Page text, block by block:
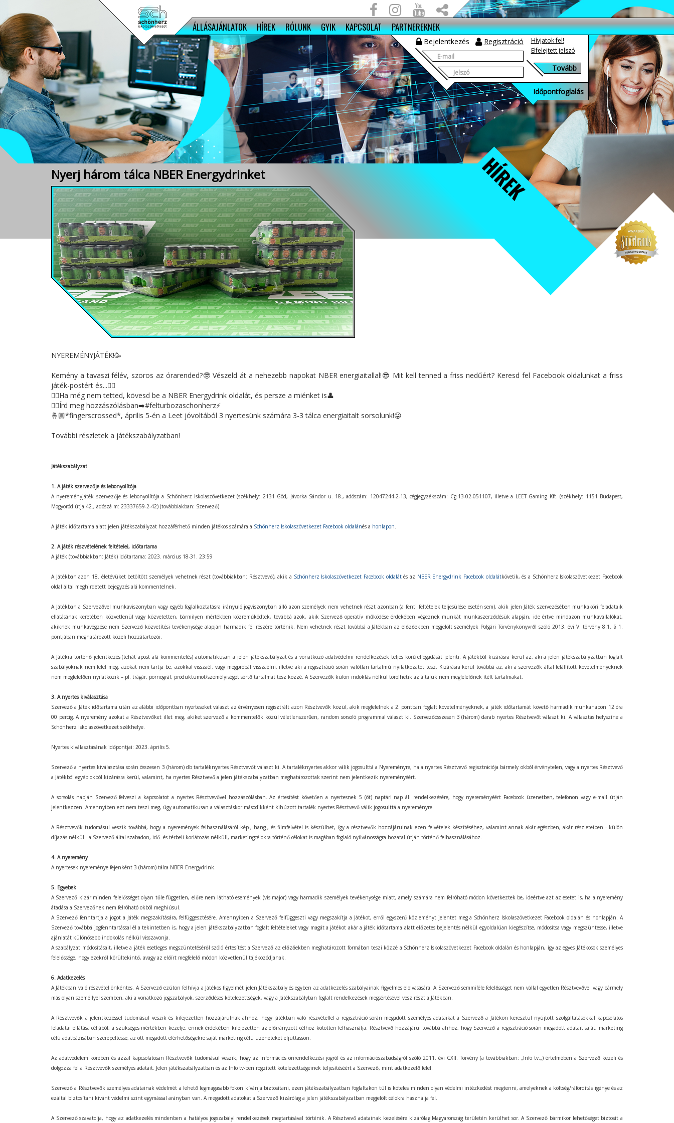
ÁLLÁSAJÁNLATOK HÍREK RÓLUNK GYIK KAPCSOLAT PARTNEREKNEK
Bejelentkezés Regisztráció
Hívjatok fel!
Elfelejtett jelszó
Időpontfoglalás
HÍREK
Nyerj három tálca NBER Energydrinket
NYEREMÉNYJÁTÉK!🥳
Kemény a tavaszi félév, szoros az órarended?🤓 Vészeld át a nehezebb napokat NBER energiaitallal!😎 Mit kell tenned a friss nedűért? Keresd fel Facebook oldalunkat a friss
játék-postért és...👉🏼
👍🏼Ha még nem tetted, kövesd be a NBER Energydrink oldalát, és persze a miénket is👤
👉🏼Írd meg hozzászólásban➡️#felturbozaschonherz⚡️
🤞🏼*fingerscrossed*, április 5-én a Leet jóvoltából 3 nyertesünk számára 3-3 tálca energiaitalt sorsolunk!😜
További részletek a játékszabályzatban!
Játékszabályzat
1. A játék szervezője és lebonyolítója
A nyereményjáték szervezője és lebonyolítója a Schönherz Iskolaszövetkezet (székhely: 2131 Göd, Jávorka Sándor u. 18., adószám: 12047244-2-13, cégjegyzékszám: Cg.13-02-051107, illetve a LEET Gaming Kft. (székhely: 1151 Budapest,
Mogyoród útja 42., adószá m: 23337659-2-42) (továbbiakban: Szervező).
A játék időtartama alatt jelen játékszabályzat hozzáférhető minden játékos számára a Schönherz Iskolaszövetkezet Facebook oldalánés a honlapon
2. A játék részvételének feltételei, időtartama
A játék (továbbiakban: Játék) időtartama: 2023. március 18-31. 23:59
A Játékban azon 18. életévüket betöltött személyek vehetnek részt (továbbiakban: Résztvevő), akik a Schönherz Iskolaszövetkezet Facebook oldalátés az NBER Energydrink Facebook oldalátkövetik, és a Schönherz Iskolaszövetkezet Facebook
oldal által meghirdetett bejegyzés alá kommentelnek.
A Játékban a Szervezővel munkaviszonyban vagy egyéb foglalkoztatásra irányuló jogviszonyban álló azon személyek nem vehetnek részt azonban (a fenti feltételek teljesülése esetén sem), akik jelen Játék szervezésében munkaköri feladataik
ellátásának keretében közvetlenül vagy közvetetten, bármilyen mértékben közreműködtek, továbbá azok, akik Szervező operatív működése érdekében végeznek munkát munkaszerződésük alapján, ide értve mindazon munkavállalókat,
akiknek munkavégzése nem Szervező közvetítési tevékenysége alapján harmadik fél részére történik. Nem vehetnek részt továbbá a Játékban az előzőekben megjelölt személyek Polgári Törvénykönyvről szóló 2013. évi V. törvény 8:1. § 1.
pontjában meghatározott közeli hozzátartozói.
A Játékra történő jelentkezés (tehát apost alá kommentelés) automatikusan a jelen játékszabályzat és a vonatkozó adatvédelmi rendelkezések teljes körű elfogadását jelenti. A játékból kizárásra kerül az, aki a jelen játékszabályzatban foglalt
szabályoknak nem felel meg, azokat nem tartja be, azokkal visszaél, vagy megpróbál visszaélni, illetve aki a regisztráció során valótlan tartalmú nyilatkozatot tesz. Kizárásra kerül továbbá az, aki a szervezők által felállított követelményeknek
nem megfelelően nyilatkozik – pl. trágár, pornográf, produktumot/személyiséget sértő tartalmat tesz közzé. A Szervezők külön indoklás nélkül törölhetik az általuk nem megfelelőnek ítélt tartalmakat.
3. A nyertes kiválasztása
Szervező a Játék időtartama után az alábbi időpontban nyerteseket választ az érvényesen regisztrált azon Résztvevők közül, akik megfelelnek a 2. pontban foglalt követelményeknek, a játék időtartamát követő harmadik munkanapon 12 óra
00 percig. A nyeremény azokat a Résztvevőket illet meg, akiket szervező a kommentelők közül véletlenszerűen, random sorsoló programmal választ ki. Szervezőösszesen 3 (három) darab nyertes Résztvevőt választ ki. A választás helyszíne a
Schönherz Iskolaszövetkezet székhelye.
Nyertes kiválasztásának időpontjai: 2023. április 5.
Szervező a nyertes kiválasztása során összesen 3 (három) db tartaléknyertes Résztvevőt választ ki. A tartaléknyertes akkor válik jogosulttá a Nyereményre, ha a nyertes Résztvevő regisztrációja bármely okból érvénytelen, vagy a nyertes Résztvevő
a Játékból egyéb okból kizárásra kerül, valamint, ha nyertes Résztvevő a jelen játékszabályzatban meghatározottak szerint nem jelentkezik nyereményéért.
A sorsolás napján Szervező felveszi a kapcsolatot a nyertes Résztvevővel hozzászólásban. Az értesítést követően a nyertesnek 5 (öt) naptári nap áll rendelkezésére, hogy nyereményéért Facebook üzenetben, telefonon vagy e-mail útján
jelentkezzen. Amennyiben ezt nem teszi meg, úgy automatikusan a választáskor másodikként kihúzott tartalék nyertes Résztvevő válik jogosulttá a nyereményre.
A Résztvevők tudomásul veszik továbbá, hogy a nyeremények felhasználásáról kép-, hang-, és filmfelvétel is készülhet, így a résztvevők hozzájárulnak ezen felvételek készítéséhez, valamint annak akár egészben, akár részleteiben - külön
díjazás nélkül - a Szervező által szabadon, idő- és térbeli korlátozás nélküli, marketingcélokra történő célokat is magában foglaló nyilvánosságra hozatal útján történő felhasználásához.
4. A nyeremény
A nyertesek nyereménye fejenként 3 (három) tálca NBER Energydrink.
5. Egyebek
A Szervező kizár minden felelősséget olyan tőle független, előre nem látható események (vis major) vagy harmadik személyek tevékenysége miatt, amely számára nem felróható módon következtek be, ideértve azt az esetet is, ha a nyeremény
átadása a Szervezőnek nem felróható okból meghiúsul.
A Szervező fenntartja a jogot a Játék megszakítására, felfüggesztésére. Amennyiben a Szervező felfüggeszti vagy megszakítja a Játékot, erről egyszerű közleményt jelentet meg a Schönherz Iskolaszövetkezet Facebook oldalán és honlapján. A
Szervező továbbá jogfenntartással él a tekintetben is, hogy a jelen játékszabályzatban foglalt feltételeket vagy magát a játékot akár a játék időtartama alatt előzetes bejelentés nélkül egyoldalúan kiegészítse, módosítsa vagy megszüntesse, illetve
ajánlatát különösebb indokolás nélkül visszavonja.
A szabályzat módosításait, illetve a játék esetleges megszüntetéséről szóló értesítést a Szervező az előzőekben meghatározott formában teszi közzé a Schönherz Iskolaszövetkezet Facebook oldalán és honlapján, így az egyes Játékosok személyes
felelőssége, hogy ezekről körültekintő, avagy az előírt megfelelő módon közvetlenül tájékozódjanak.
6. Adatkezelés
A Játékban való részvétel önkéntes. A Szervező ezúton felhívja a Játékos figyelmét jelen Játékszabály és egyben az adatkezelés szabályainak figyelmes elolvasására. A Szervező semmiféle felelősséget nem vállal egyetlen Résztvevővel vagy bármely
más olyan személlyel szemben, aki a vonatkozó jogszabályok, szerződéses kötelezettségek, vagy a Játékszabályban foglalt rendelkezések megsértésével vesz részt a Játékban.
A Résztvevők a jelentkezéssel tudomásul veszik és kifejezetten hozzájárulnak ahhoz, hogy játékban való részvétellel a regisztráció során megadott személyes adataikat a Szervező a Játékon keresztül nyújtott szolgáltatásokkal kapcsolatos
feladatai ellátása céljából, a szükséges mértékben kezelje, ennek érdekében kifejezetten az előirányzott célhoz kötötten felhasználja. Résztvevő hozzájárul továbbá ahhoz, hogy Szervező a regisztráció során megadott adatait saját, marketing
célú adatbázisában szerepeltesse, az ott megadott elérhetőségekre saját marketing célú üzeneteket eljuttasson.
Az adatvédelem körében és azzal kapcsolatosan Résztvevők tudomásul veszik, hogy az információs önrendelkezési jogról és az információszabadságról szóló 2011. évi CXII. Törvény (a továbbiakban: „Info tv.„) értelmében a Szervező kezeli és
dolgozza fel a Résztvevők személyes adatait. Jelen játékszabályzatban és az Info tv-ben rögzített kötelezettségeinek teljesítéséért a Szervező, mint adatkezelő felel.
Szervező a Résztvevők személyes adatainak védelmét a lehető legmagasabb fokon kívánja biztosítani, ezen játékszabályzatban foglaltakon túl is köteles minden olyan védelmi intézkedést megtenni, amelyeknek a költség/ráfordítás igénye és az
ezáltal biztosítani kívánt védelmi szint egymással arányban van. A megadott adatokat a Szervező kizárólag a jelen játékszabályzatban megjelölt célokra használja fel.
A Szervező szavatolja, hogy az adatkezelés mindenben a hatályos jogszabályi rendelkezések megtartásával történik. A Résztvevő adatainak kezelésére kizárólag Magyarország területén kerülhet sor. A Szervező bármikor lehetőséget biztosít a